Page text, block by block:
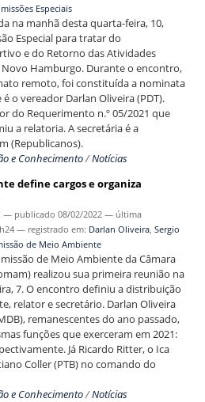
Especiais
na manhã desta quarta-feira, 10,
Especial para tratar do
e do Retorno das Atividades
Hamburgo. Durante o encontro,
remoto, foi constituída a nominata
o vereador Darlan Oliveira (PDT).
do Requerimento n.º 05/2021 que
a relatoria. A secretária é a
(Republicanos).
e Conhecimento/Notícias
define cargos e organiza
— publicado 08/02/2022 — última
— registrado em: Darlan Oliveira, Sergio
de Meio Ambiente
de Meio Ambiente da Câmara
realizou sua primeira reunião na
7. O encontro definiu a distribuição
relator e secretário. Darlan Oliveira
remanescentes do ano passado,
funções que exerceram em 2021:
Já Ricardo Ritter, o Ica
Coller (PTB) no comando do
e Conhecimento/Notícias